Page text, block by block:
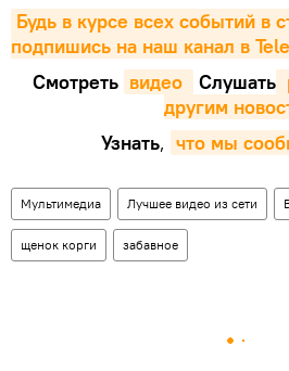
Будь в курсе всех событий в
подпишись на наш канал в
Смотреть видео Cлушать
другим
Узнать, что мы
Мультимедиа Лучшее видео из сети
щенок корги забавное